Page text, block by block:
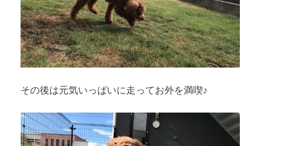
その後は元気いっぱいに走ってお外を満喫♪